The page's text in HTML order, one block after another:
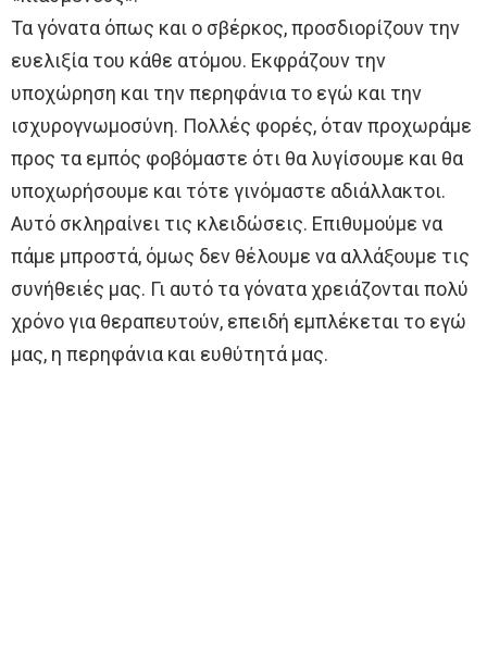
Τα γόνατα όπως και ο σβέρκος, προσδιορίζουν την
ευελιξία του κάθε ατόμου. Εκφράζουν την
υποχώρηση και την περηφάνια το εγώ και την
ισχυρογνωμοσύνη. Πολλές φορές, όταν προχωράμε
προς τα εμπός φοβόμαστε ότι θα λυγίσουμε και θα
υποχωρήσουμε και τότε γινόμαστε αδιάλλακτοι.
Αυτό σκληραίνει τις κλειδώσεις. Επιθυμούμε να
πάμε μπροστά, όμως δεν θέλουμε να αλλάξουμε τις
συνήθειές μας. Γι αυτό τα γόνατα χρειάζονται πολύ
χρόνο για θεραπευτούν, επειδή εμπλέκεται το εγώ
μας, η περηφάνια και ευθύτητά μας.